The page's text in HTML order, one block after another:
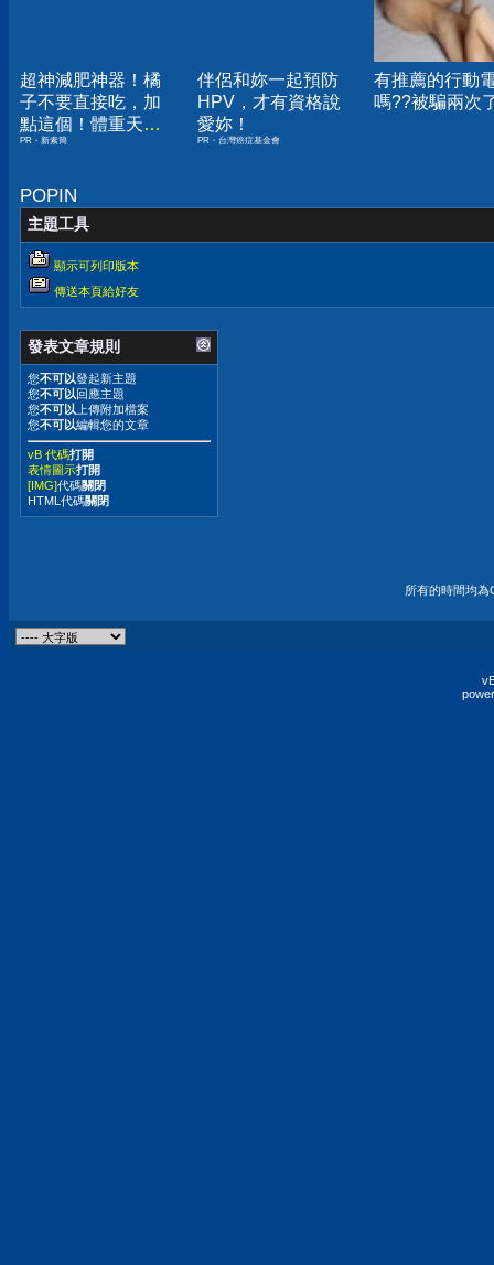
超神減肥神器！橘
子不要直接吃，加
點這個！體重天天
下降
PR・新素簡
伴侶和妳一起預防
HPV，才有資格說
愛妳！
PR・台灣癌症基金會
有推薦的行動
嗎??被騙兩次
POPIN
主題工具
顯示可列印版本
傳送本頁給好友
發表文章規則
您不可以發起新主題
您不可以 回應主題
您不可以 上傳附加檔案
您不可以編輯您的文章
vB 代碼打開
表情圖示打開
[IMG]代碼關閉
HTML代碼關閉
所有的時間均為